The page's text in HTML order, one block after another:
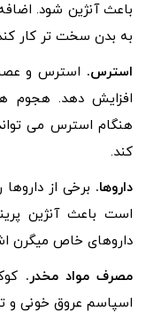
باعث آنژین شود.
به بدن سخت تر کار
استرس. استرس و
افزایش دهد. هجوم
هنگام استرس می
کند.
داروها. برخی از
است باعث آنژین
داروهای خاص میگرن
مصرف مواد مخدر.
اسپاسم عروق خونی و